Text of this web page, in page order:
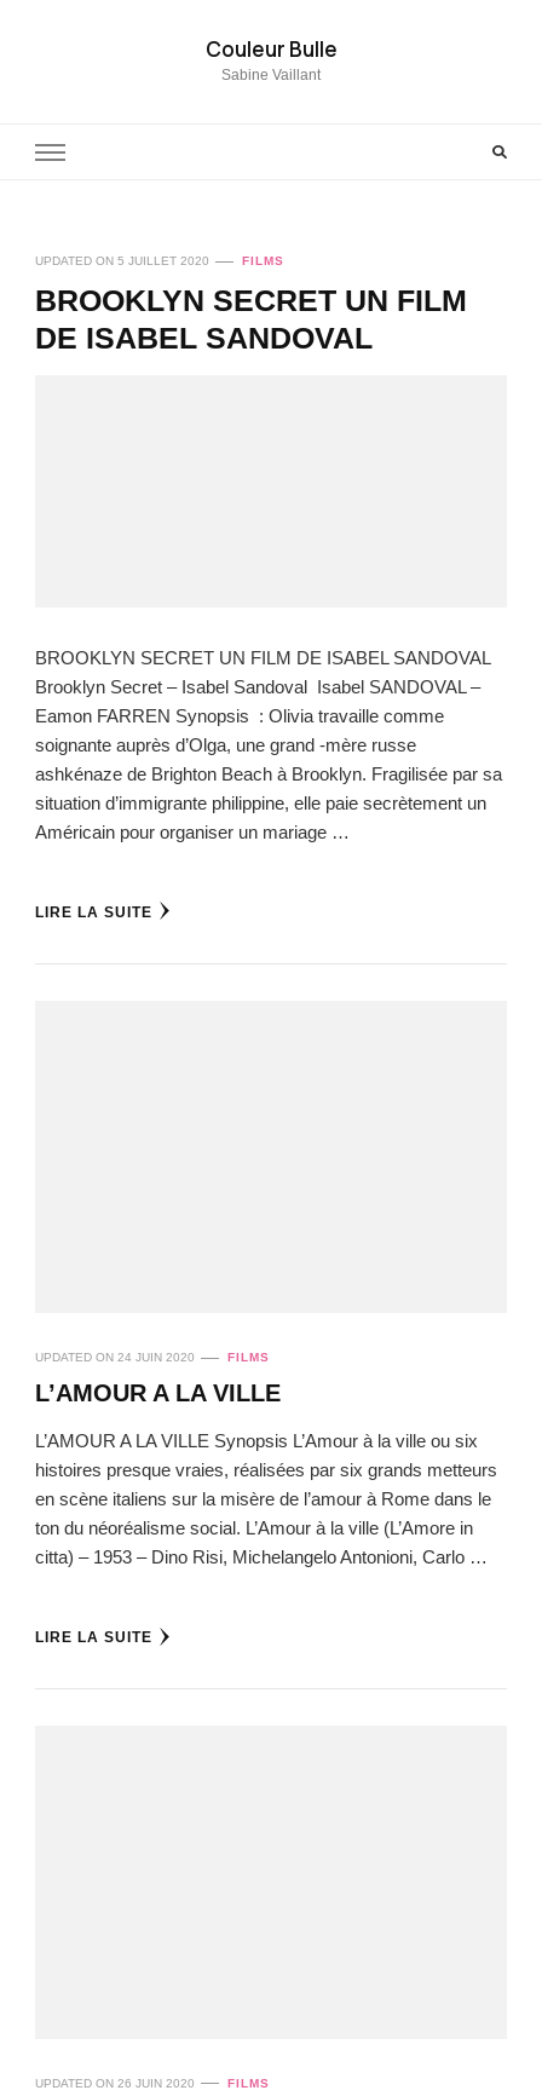
Couleur Bulle
Sabine Vaillant
UPDATED ON 5 JUILLET 2020 FILMS
BROOKLYN SECRET UN FILM
DE ISABEL SANDOVAL
BROOKLYN SECRET UN FILM DE ISABEL SANDOVAL
Brooklyn Secret – Isabel Sandoval Isabel SANDOVAL –
Eamon FARREN Synopsis : Olivia travaille comme
soignante auprès d’Olga, une grand -mère russe
ashkénaze de Brighton Beach à Brooklyn. Fragilisée par sa
situation d’immigrante philippine, elle paie secrètement un
Américain pour organiser un mariage …
LIRE LA SUITE
UPDATED ON 24 JUIN 2020 FILMS
L’AMOUR A LA VILLE
L’AMOUR A LA VILLE Synopsis L’Amour à la ville ou six
histoires presque vraies, réalisées par six grands metteurs
en scène italiens sur la misère de l’amour à Rome dans le
ton du néoréalisme social. L’Amour à la ville (L’Amore in
citta) – 1953 – Dino Risi, Michelangelo Antonioni, Carlo …
LIRE LA SUITE
UPDATED ON 26 JUIN 2020 FILMS